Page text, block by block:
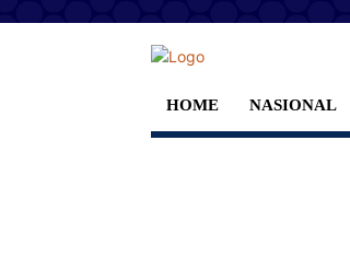
HOME NASIONAL